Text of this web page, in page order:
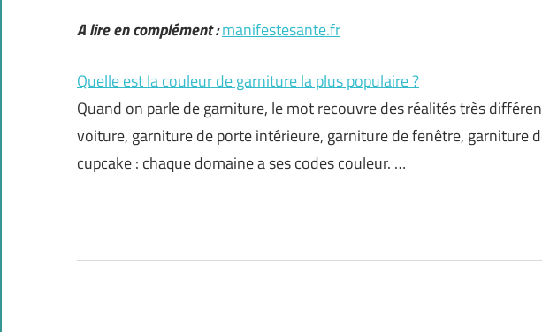
A lire en complément :manifestesante.fr
Quelle est la couleur de garniture la plus populaire ?
Quand on parle de garniture, le mot recouvre des réalités très
voiture, garniture de porte intérieure, garniture de fenêtre, garniture
cupcake : chaque domaine a ses codes couleur. …